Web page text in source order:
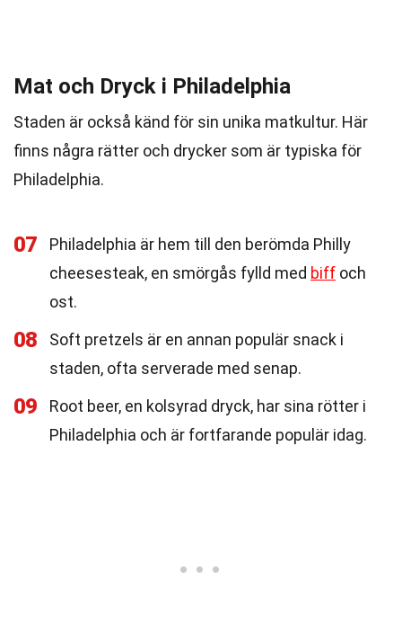
Mat och Dryck i Philadelphia
Staden är också känd för sin unika matkultur. Här
finns några rätter och drycker som är typiska för
Philadelphia.
07
Philadelphia är hem till den berömda Philly
cheesesteak, en smörgås fylld med biff och
ost.
08
Soft pretzels är en annan populär snack i
staden, ofta serverade med senap.
09
Root beer, en kolsyrad dryck, har sina rötter i
Philadelphia och är fortfarande populär idag.